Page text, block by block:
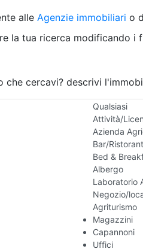
Rustico/
Camera
Box/Garage
Qualsiasi
Attività/
Azienda
Bar/
Bed &
Albergo
Laboratorio
Negozio/
Agriturismo
Magazzini
Capannoni
Uffici
alle Agenzie immobiliari o
la tua ricerca modificando i
che cercavi? descrivi